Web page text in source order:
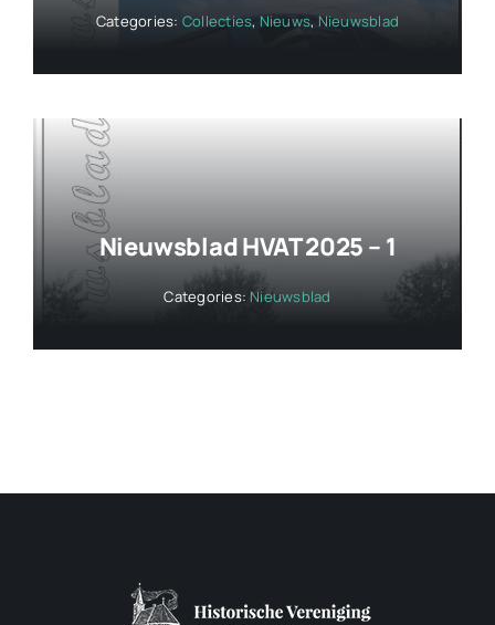
Categories: Collecties, Nieuws,Nieuwsblad
Nieuwsblad HVAT 2025 – 1
Categories:Nieuwsblad